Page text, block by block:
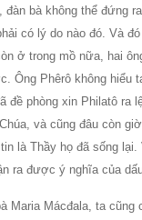
bà không thể đứng
có lý do nào đó. Và
ở trong mồ nữa, hai
Ông Phêrô không
đề phòng xin Philatô ra
và cũng đâu còn
là Thầy họ đã sống
ra được ý nghĩa của
Maria Mácđala, ta